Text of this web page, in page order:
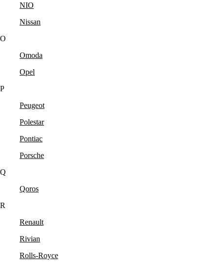
NIO
Nissan
O
Omoda
Opel
P
Peugeot
Polestar
Pontiac
Porsche
Q
Qoros
R
Renault
Rivian
Rolls-Royce